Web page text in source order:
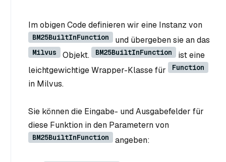
Im obigen Code definieren wir eine Instanz von
BM25BuiltInFunction und übergeben sie an das
Milvus Objekt. BM25BuiltInFunction
ist eine
leichtgewichtige Wrapper-Klasse für
Function
in Milvus.
Sie können die Eingabe- und Ausgabefelder für
diese Funktion in den Parametern von
BM25BuiltInFunction angeben: